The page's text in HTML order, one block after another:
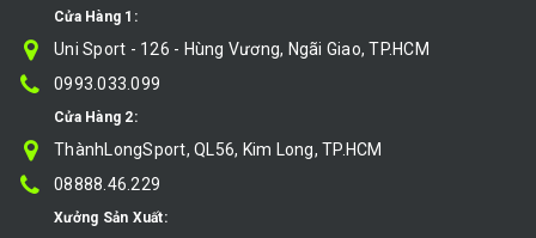
Cửa Hàng 1:
Uni Sport - 126 - Hùng Vương, Ngãi Giao, TP.HCM
0993.033.099
Cửa Hàng 2:
ThànhLongSport, QL56, Kim Long, TP.HCM
08888.46.229
Xưởng Sản Xuất: